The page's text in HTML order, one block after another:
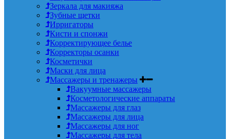
Зеркала для макияжа
Зубные щетки
Ирригаторы
Кисти и спонжи
Корректирующее белье
Корректоры осанки
Косметички
Маски для лица
Массажеры и тренажеры
Вакуумные массажеры
Косметологические аппараты
Массажеры для глаз
Массажеры для лица
Массажеры для ног
Массажеры для тела